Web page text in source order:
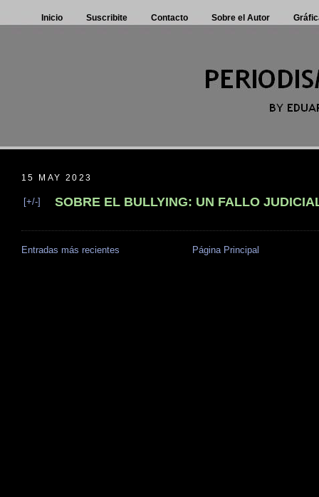
Inicio Suscribite Contacto Sobre el Autor
15 MAY 2023
[+/-] SOBRE EL BULLYING: UN FALLO
Entradas más recientes Página Principal